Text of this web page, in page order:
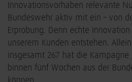
Innovationsvorhaben relevante
Bundeswehr aktiv mit ein – von
Erprobung. Denn echte
unserem Kunden entstehen.
insgesamt 267 hat die Kampagne
binnen fünf Wochen aus der